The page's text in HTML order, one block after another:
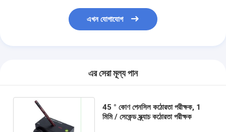
এখন যোগাযোগ
এর সেরা মূল্য পান
45 ° কোণ পেনসিল কঠোরতা পরীক্ষক, 1
মিমি / সেকেন্ড স্ক্র্যাচ কঠোরতা পরীক্ষক